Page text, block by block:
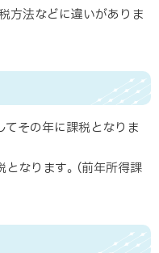
方法などに違いがありま
てその年に課税となりま
なります。（前年所得課